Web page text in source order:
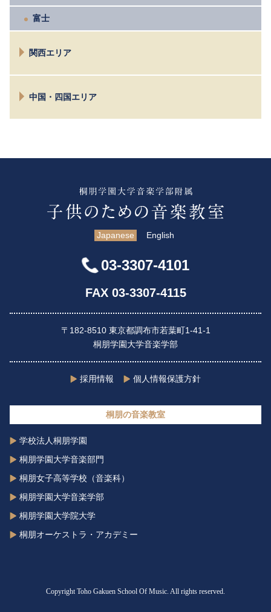
富士
関西エリア
大阪中国・四国エリア
Japanese English
03-3307-4101
FAX 03-3307-4115
〒182-8510 東京都調布市若葉町1-41-1
桐朋学園大学音楽学部
採用情報 個人情報保護方針
桐朋の音楽教室
学校法人桐朋学園
桐朋学園大学音楽部門
桐朋女子高等学校（音楽科）
桐朋学園大学音楽学部
桐朋学園大学院大学
桐朋オーケストラ・アカデミー
Copyright Toho Gakuen School Of Music. All rights reserved.